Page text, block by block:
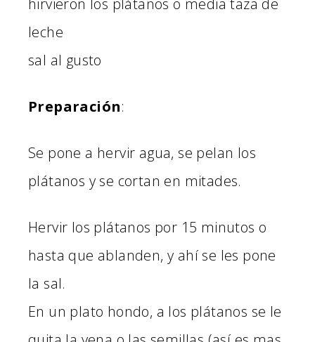
hirvieron los plátanos o media taza de
leche
sal al gusto
Preparación:
Se pone a hervir agua, se pelan los
plátanos y se cortan en mitades.
Hervir los plátanos por 15 minutos o
hasta que ablanden, y ahí se les pone
la sal.
En un plato hondo, a los plátanos se le